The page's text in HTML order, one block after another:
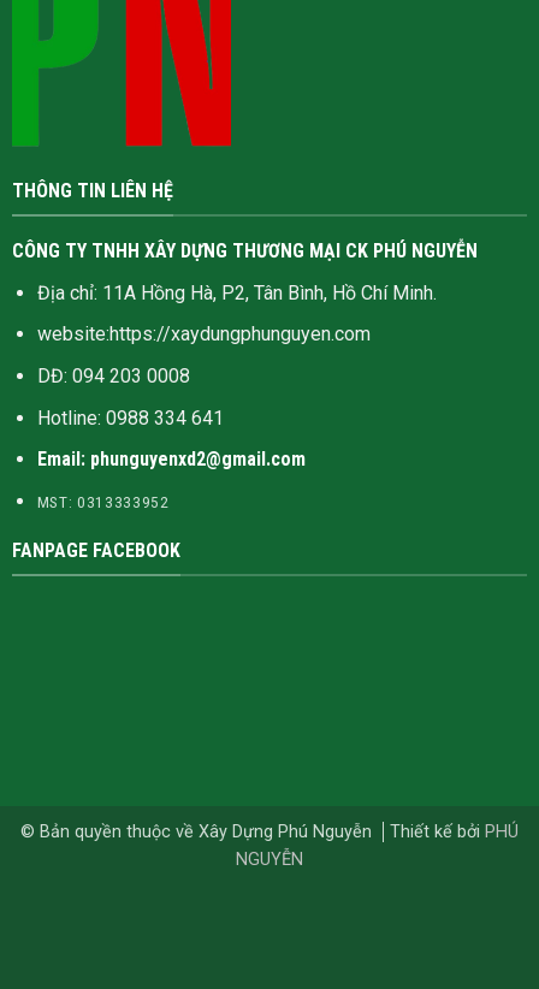
THÔNG TIN LIÊN HỆ
CÔNG TY TNHH XÂY DỰNG THƯƠNG MẠI CK PHÚ NGUYỄN
Địa chỉ: 11A Hồng Hà, P2, Tân Bình, Hồ Chí Minh.
website:https://xaydungphunguyen.com
DĐ: 094 203 0008
Hotline: 0988 334 641
Email: phunguyenxd2@gmail.com
MST: 0313333952
FANPAGE FACEBOOK
© Bản quyền thuộc về Xây Dựng Phú Nguyễn Thiết kế bởi PHÚ
NGUYỄN